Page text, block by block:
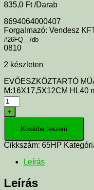
835,0 Ft /Darab
8694064000407
Forgalmazó: Vendesz
#26FQ__/db
0810
2 készleten
EVŐESZKÖZTARTÓ
M:16X17,5X12CM HL40
+
Kosárba teszem
Cikkszám: 65HP
Leírás
Leírás